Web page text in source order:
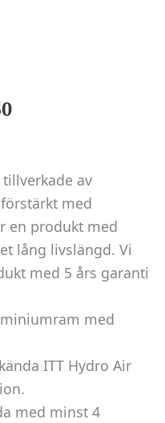
av
med
en produkt med
lång livslängd. Vi
med 5 års garanti
med
ITT Hydro Air
med minst 4